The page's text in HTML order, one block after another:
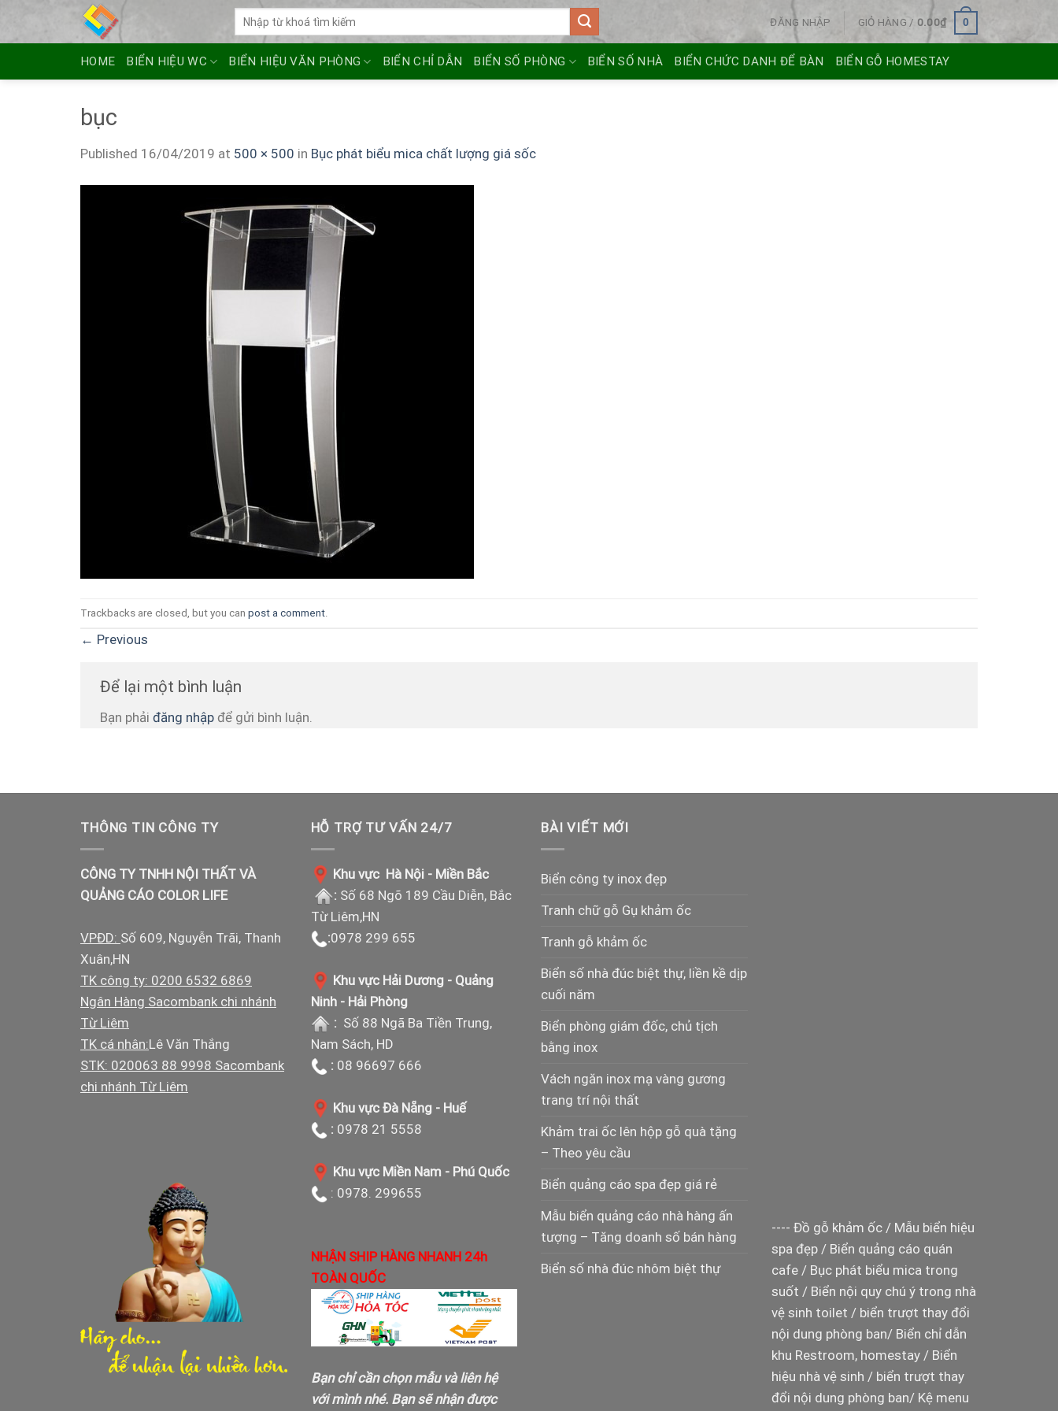
ĐĂNG NHẬP GIỎ HÀNG / 0.00₫ 0
HOME BIỂN HIỆU WC BIỂN HIỆU VĂN PHÒNG BIỂN CHỈ DẪN BIỂN SỐ PHÒNG BIỂN SỐ NHÀ BIỂN CHỨC DANH ĐỂ BÀN BIỂN GỖ HOMESTAY
bục
Published 16/04/2019 at 500 × 500 in Bục phát biểu mica chất lượng giá sốc
Trackbacks are closed, but you can post a comment
← Previous
Để lại một bình luận
Bạn phải đăng nhập để gửi bình luận.
THÔNG TIN CÔNG TY
CÔNG TY TNHH NỘI THẤT VÀ
QUẢNG CÁO COLOR LIFE
VPĐD: Số 609, Nguyễn Trãi, Thanh
Xuân,HN
TK công ty: 0200 6532 6869
Ngân Hàng Sacombank chi nhánh
Từ Liêm
TK cá nhân:Lê Văn Thắng
STK: 020063 88 9998 Sacombank
chi nhánh Từ Liêm
HỖ TRỢ TƯ VẤN 24/7
Khu vực Hà Nội - Miền Bắc
: Số 68 Ngõ 189 Cầu Diễn, Bắc
Từ Liêm,HN
:0978 299 655
Khu vực Hải Dương - Quảng
Ninh - Hải Phòng
: Số 88 Ngã Ba Tiền Trung,
Nam Sách, HD
: 08 96697 666
Khu vực Đà Nẵng - Huế
: 0978 21 5558
Khu vực Miền Nam - Phú Quốc
: 0978. 299655
NHẬN SHIP HÀNG NHANH 24h
TOÀN QUỐC
Bạn chỉ cần chọn mẫu và liên hệ
với mình nhé. Bạn sẽ nhận được
BÀI VIẾT MỚI
Biển công ty inox đẹp
Tranh chữ gỗ Gụ khảm ốc
Tranh gỗ khảm ốc
Biển số nhà đúc biệt thự, liền kề dịp
cuối năm
Biển phòng giám đốc, chủ tịch
bằng inox
Vách ngăn inox mạ vàng gương
trang trí nội thất
Khảm trai ốc lên hộp gỗ quà tặng
– Theo yêu cầu
Biển quảng cáo spa đẹp giá rẻ
Mẫu biển quảng cáo nhà hàng ấn
tượng – Tăng doanh số bán hàng
Biển số nhà đúc nhôm biệt thự
---- Đồ gỗ khảm ốc/ Mẫu biển hiệu
spa đẹp/ Biển quảng cáo quán
cafe/ Bục phát biểu mica trong
suốt / Biển nội quy chú ý trong nhà
vệ sinh toilet / biển trượt thay đổi
nội dung phòng ban/ Biển chỉ dẫn
khu Restroom, homestay/ Biển
hiệu nhà vệ sinh / biển trượt thay
đổi nội dung phòng ban/ Kệ menu